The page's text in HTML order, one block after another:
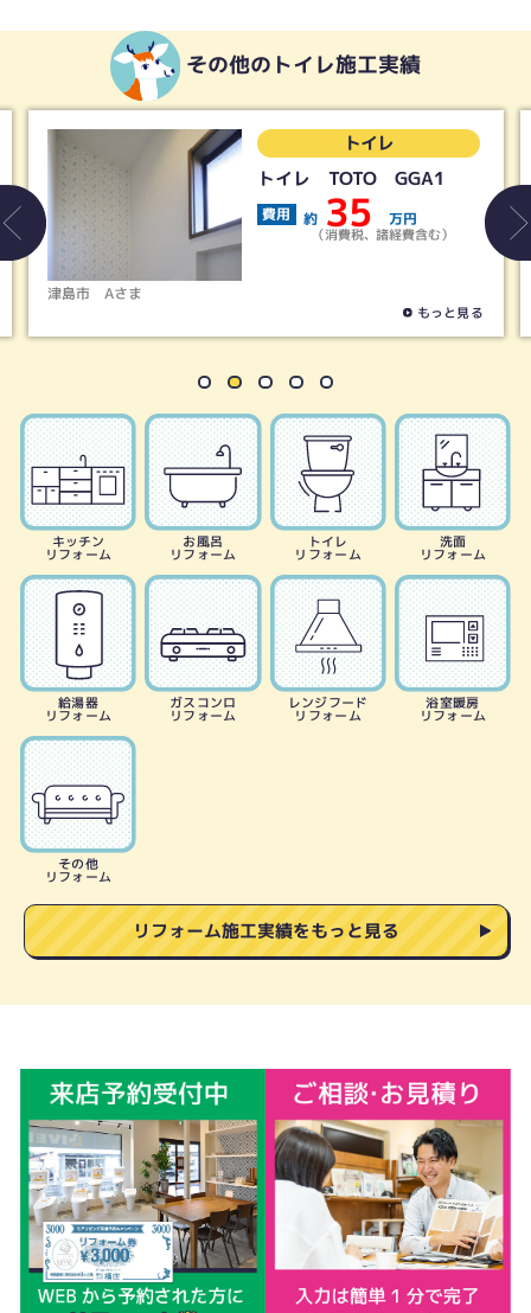
その他のトイレ施工実績
津島市 Aさま
トイレ
トイレ TOTO GGA1
費用 約 35 万円
（消費税、諸経費含む）
もっと見る
キッチン
リフォーム
お風呂
リフォーム
トイレ
リフォーム
洗面
リフォーム
給湯器
リフォーム
ガスコンロ
リフォーム
レンジフード
リフォーム
浴室暖房
リフォーム
その他
リフォーム
リフォーム施工実績をもっと見る